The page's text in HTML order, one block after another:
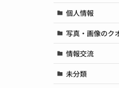
個人情報
写真・画像のク
情報交流
未分類